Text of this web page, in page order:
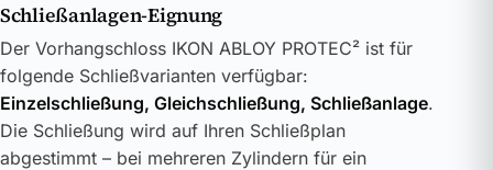
Schließanlagen-Eignung
Der Vorhangschloss IKON ABLOY PROTEC² ist für
folgende Schließvarianten verfügbar:
Einzelschließung, Gleichschließung, Schließanlage.
Die Schließung wird auf Ihren Schließplan
abgestimmt – bei mehreren Zylindern für ein